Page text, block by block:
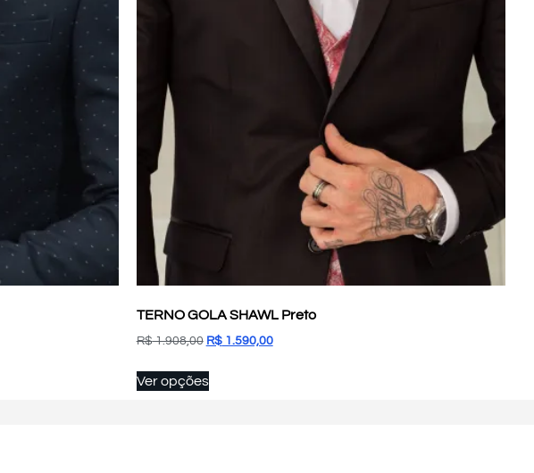
TERNO GOLA SHAWL Preto
R$1.908,00 R$1.590,00
Ver opções